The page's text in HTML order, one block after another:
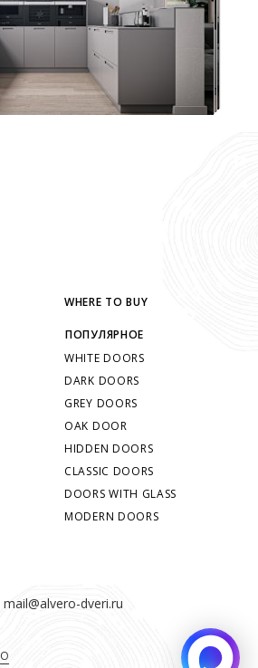
mail@alvero-dveri.ru
WHERE TO BUY
ПОПУЛЯРНОЕ
WHITE DOORS
DARK DOORS
GREY DOORS
OAK DOOR
HIDDEN DOORS
CLASSIC DOORS
DOORS WITH GLASS
MODERN DOORS